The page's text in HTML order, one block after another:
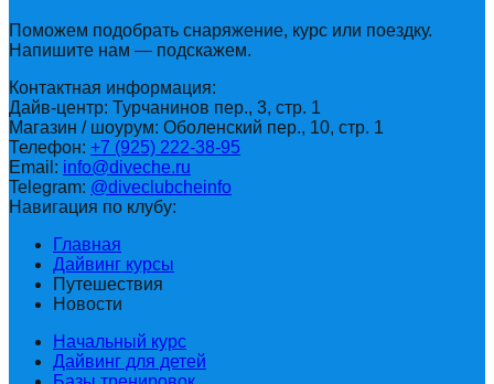
Поможем подобрать снаряжение, курс или поездку.
Напишите нам — подскажем.
Контактная информация:
Дайв-центр: Турчанинов пер., 3, стр. 1
Магазин / шоурум: Оболенский пер., 10, стр. 1
Телефон: +7 (925) 222-38-95
Email: info@diveche.ru
Telegram: @diveclubcheinfo
Навигация по клубу:
Главная
Дайвинг курсы
Путешествия
Новости
Начальный курс
Дайвинг для детей